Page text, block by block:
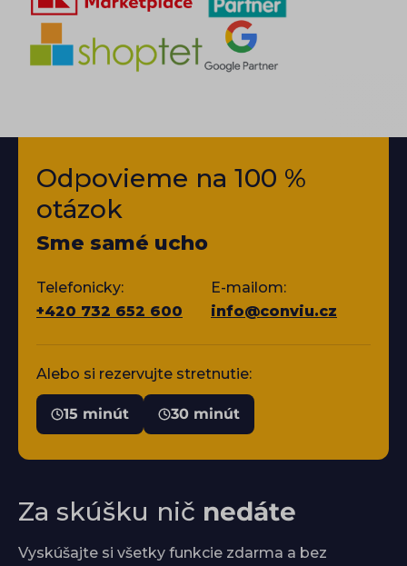
Odpovieme na 100 %
otázok
Sme samé ucho
Telefonicky:
+420 732 652 600
E-mailom:
info@conviu.cz
Alebo si rezervujte stretnutie:
15 minút 30 minút
Za skúšku nič nedáte
Vyskúšajte si všetky funkcie zdarma a bez